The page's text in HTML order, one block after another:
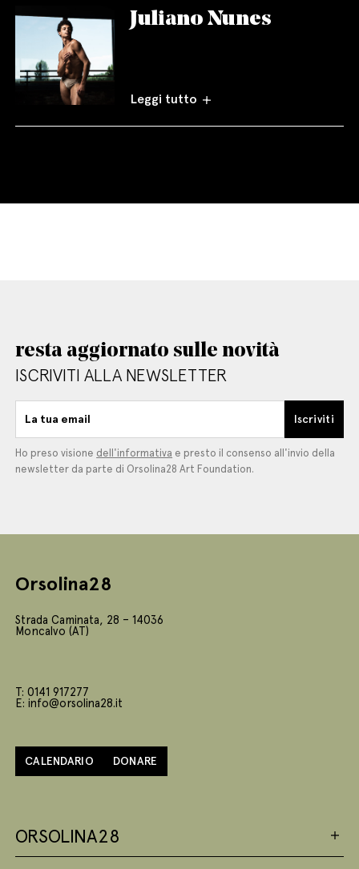
Juliano Nunes
Leggi tutto
resta aggiornato sulle novità
ISCRIVITI ALLA NEWSLETTER
La tua email Iscriviti
Ho preso visione dell'informativa e presto il consenso all'invio della
newsletter da parte di Orsolina28 Art Foundation.
Orsolina28
Strada Caminata, 28 – 14036
Moncalvo (AT)
T: 0141 917277
E: info@orsolina28.it
CALENDARIO DONARE
ORSOLINA28